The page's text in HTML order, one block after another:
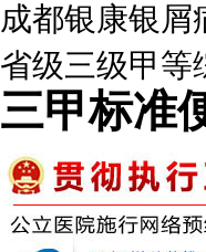
成都银康银
省级三级甲
三甲标准